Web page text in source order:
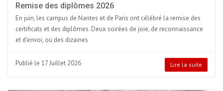
Remise des diplômes 2026
En juin, les campus de Nantes et de Paris ont célébré la remise des
certificats et des diplômes. Deux soirées de joie, de reconnaissance
et d'envoi, où des dizaines
Publié le 17 Juillet 2026 Lire la suite